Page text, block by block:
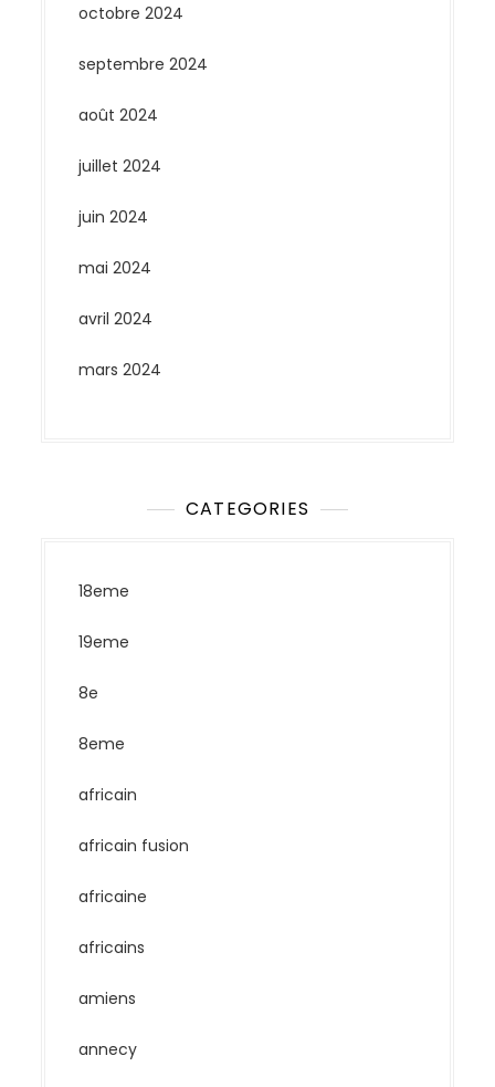
octobre 2024
septembre 2024
août 2024
juillet 2024
juin 2024
mai 2024
avril 2024
mars 2024
CATEGORIES
18eme
19eme
8e
8eme
africain
africain fusion
africaine
africains
amiens
annecy